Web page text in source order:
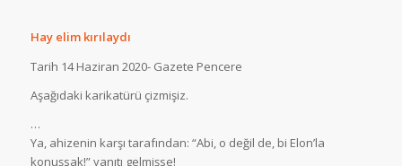
Hay elim kırılaydı
Tarih 14 Haziran 2020- Gazete Pencere
Aşağıdaki karikatürü çizmişiz.
…
Ya, ahizenin karşı tarafından: “Abi, o değil de, bi Elon’la
konuşsak!” yanıtı gelmişse!